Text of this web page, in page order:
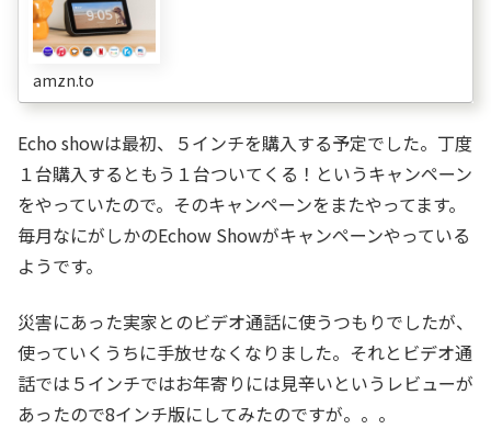
amzn.to
Echo showは最初、５インチを購入する予定でした。丁度
１台購入するともう１台ついてくる！というキャンペーン
をやっていたので。そのキャンペーンをまたやってます。
毎月なにがしかのEchow Showがキャンペーンやっている
ようです。
災害にあった実家とのビデオ通話に使うつもりでしたが、
使っていくうちに手放せなくなりました。それとビデオ通
話では５インチではお年寄りには見辛いというレビューが
あったので8インチ版にしてみたのですが。。。